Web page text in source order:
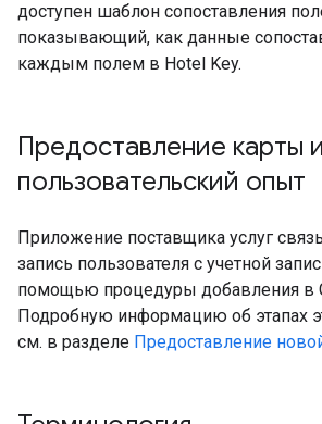
доступен шаблон сопоставления
показывающий, как данные
каждым полем в Hotel Key.
Предоставление карты и
пользовательский опыт
Приложение поставщика услуг
запись пользователя с учетной
помощью процедуры добавления в
Подробную информацию об этапах
см. в разделе Предоставление